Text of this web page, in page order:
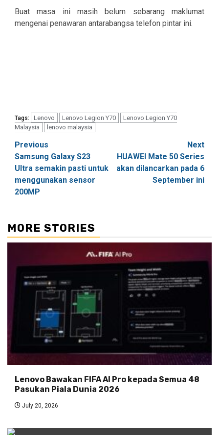
Buat masa ini masih belum sebarang maklumat
mengenai penawaran antarabangsa telefon pintar ini.
Tags: Lenovo Lenovo Legion Y70
Lenovo Legion Y70
Malaysia
lenovo malaysia
Post
navigation
Previous
Samsung Galaxy S23
Ultra semakin pasti untuk
menggunakan sensor
200MP
Next
HUAWEI Mate 50 Series
akan dilancarkan pada 6
September ini
MORE STORIES
Lenovo Bawakan FIFA AI Pro kepada Semua 48
Pasukan Piala Dunia 2026
July 20, 2026